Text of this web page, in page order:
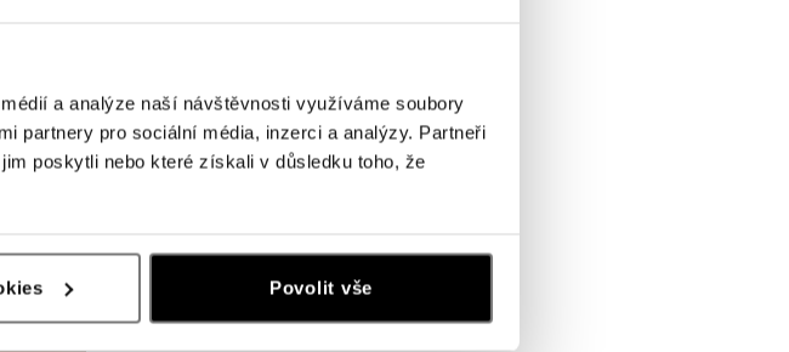
a analýze naší návštěvnosti využíváme soubory
partnery pro sociální média, inzerci a analýzy. Partneři
poskytli nebo které získali v důsledku toho, že
Povolit vše